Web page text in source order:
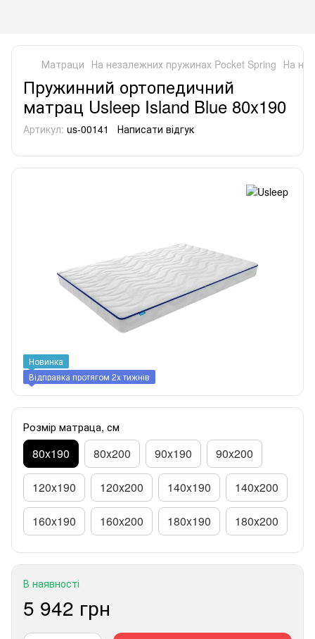
Матраци На незалежних пружинах Pocket Spring На
Пружинний ортопедичний
матрац Usleep Island Blue 80x190
Артикул: us-00141 Написати відгук
Новинка
Відправка протягом 2х тижнів
Розмір матраца, см
80x190 80x200 90x190 90x200
120x190 120х200 140x190 140х200
160x190 160x200 180x190 180х200
В наявності
5 942 грн